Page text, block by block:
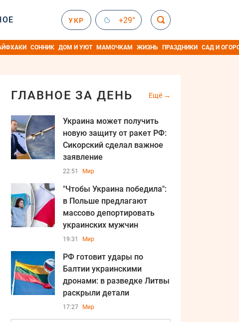
УКР +29°
СОННИК ДОМ И УЮТ МАМОЧКАМ ЖИЗНЬ ПРАЗДНИКИ САД И
ГЛАВНОЕ ЗА ДЕНЬ Ещё
Украина может получить
новую защиту от ракет РФ:
Сикорский сделал важное
заявление
22:51 Мир
"Чтобы Украина победила":
в Польше предлагают
массово депортировать
украинских мужчин
19:31 Мир
РФ готовит удары по
Балтии украинскими
дронами: в разведке Литвы
раскрыли детали
17:27 Мир